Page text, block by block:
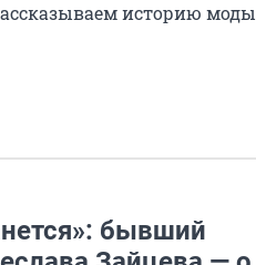
историю моды
бывший